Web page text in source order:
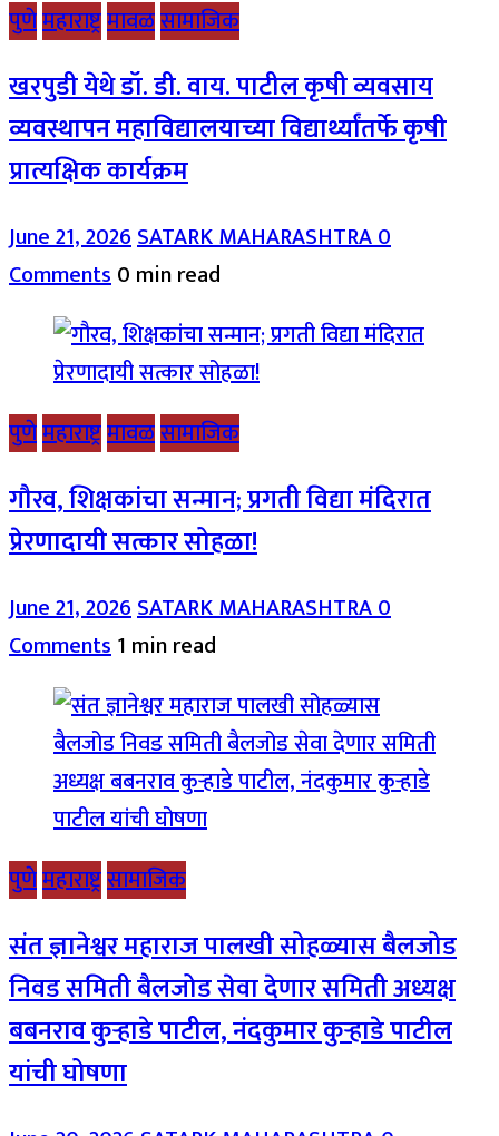
पुणेमहाराष्ट्रमावळसामाजिक
खरपुडी येथे डॉ. डी. वाय. पाटील कृषी व्यवसाय
व्यवस्थापन महाविद्यालयाच्या विद्यार्थ्यांतर्फे कृषी
प्रात्यक्षिक कार्यक्रम
June 21, 2026SATARK MAHARASHTRA0
Comments0 min read
पुणेमहाराष्ट्रमावळसामाजिक
गौरव, शिक्षकांचा सन्मान; प्रगती विद्या मंदिरात
प्रेरणादायी सत्कार सोहळा!
June 21, 2026SATARK MAHARASHTRA0
Comments1 min read
पुणेमहाराष्ट्रसामाजिक
संत ज्ञानेश्वर महाराज पालखी सोहळ्यास बैलजोड
निवड समिती बैलजोड सेवा देणार समिती अध्यक्ष
बबनराव कुऱ्हाडे पाटील, नंदकुमार कुऱ्हाडे पाटील
यांची घोषणा